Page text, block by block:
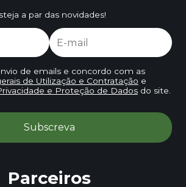
a par das novidades!
de emails e concordo com as
de Utilização e Contratação e
e Proteção de Dadosdo site.
Parceiros